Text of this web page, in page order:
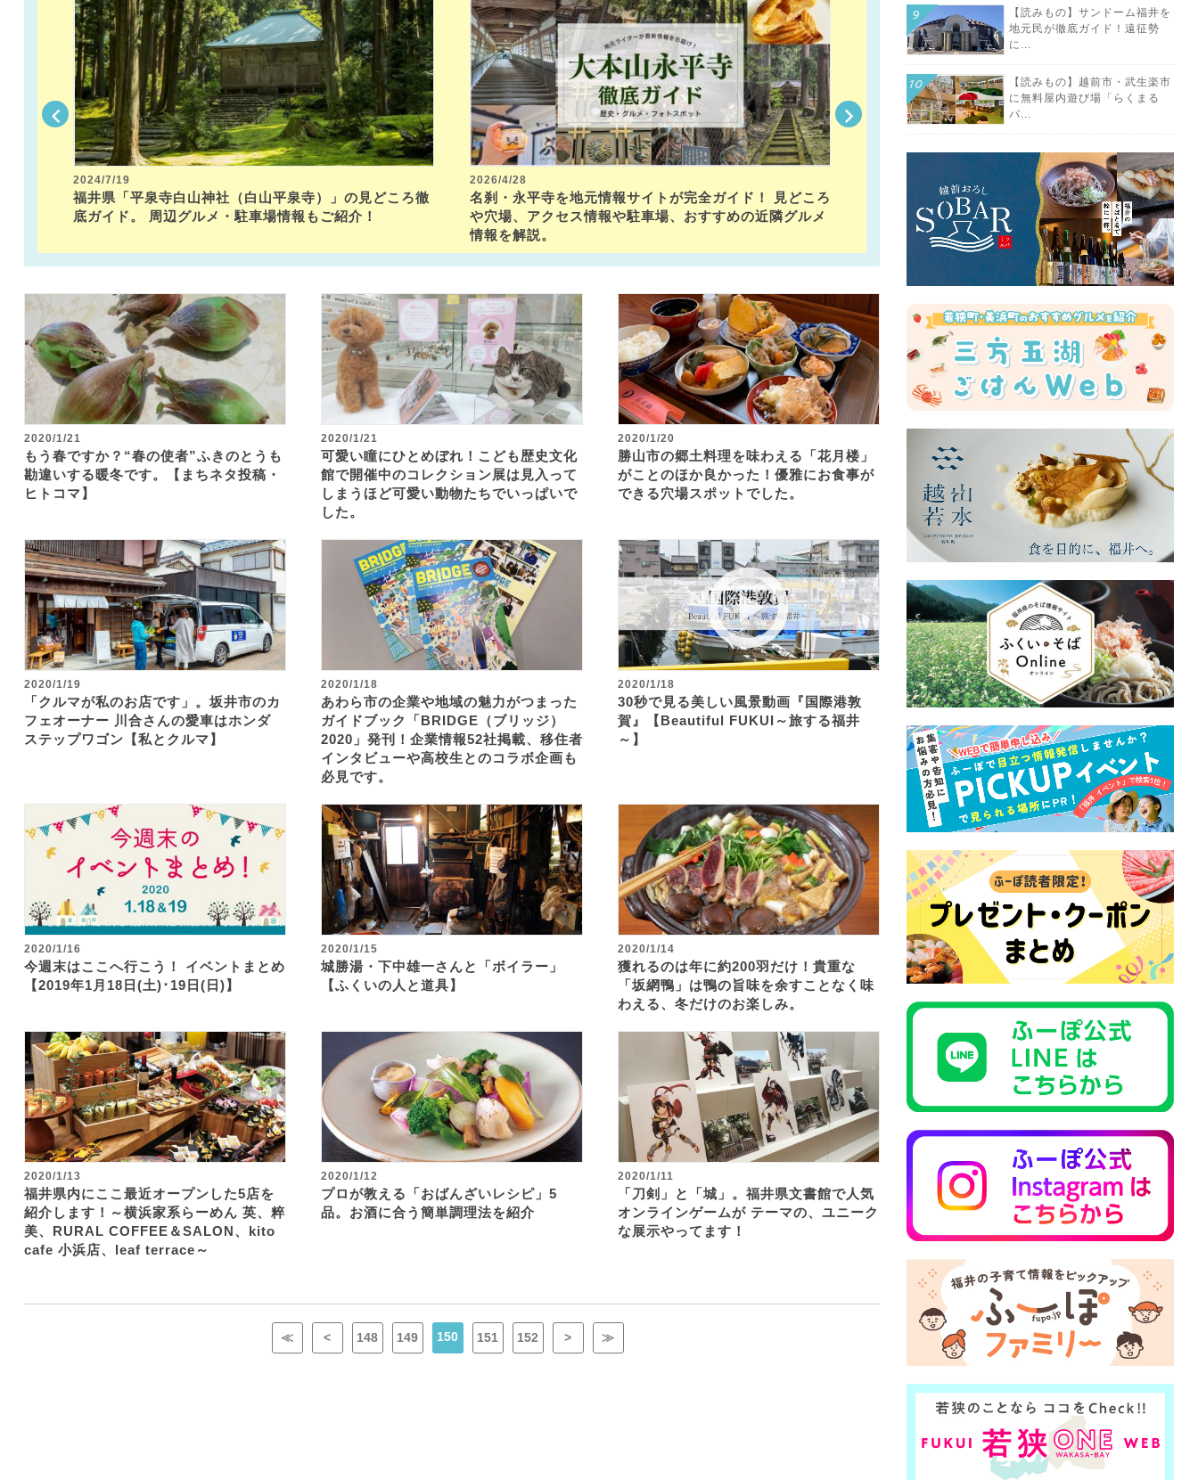
2024/7/19
福井県「平泉寺白山神社（白山平泉寺）」の見どころ徹
底ガイド。 周辺グルメ・駐車場情報もご紹介！
2026/4/28
名刹・永平寺を地元情報サイトが完全ガイド！ 見どころ
や穴場、アクセス情報や駐車場、おすすめの近隣グルメ
情報を解説。
福井県「福井駅」から徒歩約15分圏内の周辺グル
土産・観光スポットを紹介！
2020/1/21
もう春ですか？“春の使者”ふきのとうも
勘違いする暖冬です。【まちネタ投稿・
ヒトコマ】
2020/1/21
可愛い瞳にひとめぼれ！こども歴史文化
館で開催中のコレクション展は見入って
しまうほど可愛い動物たちでいっぱいで
した。
2020/1/20
勝山市の郷土料理を味わえる「花月楼」
がことのほか良かった！優雅にお食事が
できる穴場スポットでした。
2020/1/19
「クルマが私のお店です」。坂井市のカ
フェオーナー 川合さんの愛車はホンダ
ステップワゴン【私とクルマ】
2020/1/18
あわら市の企業や地域の魅力がつまった
ガイドブック「BRIDGE（ブリッジ）
2020」発刊！企業情報52社掲載、移住者
インタビューや高校生とのコラボ企画も
必見です。
2020/1/18
30秒で見る美しい風景動画『国際港敦
賀』【Beautiful FUKUI～旅する福井
～】
2020/1/16
今週末はここへ行こう！ イベントまとめ
【2019年1月18日(土)･19日(日)】
2020/1/15
城勝湯・下中雄一さんと「ボイラー」
【ふくいの人と道具】
2020/1/14
獲れるのは年に約200羽だけ！貴重な
「坂網鴨」は鴨の旨味を余すことなく味
わえる、冬だけのお楽しみ。
2020/1/13
福井県内にここ最近オープンした5店を
紹介します！～横浜家系らーめん 英、粹
美、RURAL COFFEE＆SALON、kito
cafe 小浜店、leaf terrace～
2020/1/12
プロが教える「おばんざいレシピ」5
品。お酒に合う簡単調理法を紹介
2020/1/11
「刀剣」と「城」。福井県文書館で人気
オンラインゲームが テーマの、ユニーク
な展示やってます！
≪ < 148 149 150 151 152 > ≫
【読みもの】サンドーム福井を
地元民が徹底ガイド！遠征勢
に...
【読みもの】越前市・武生楽市
に無料屋内遊び場「らくまる
パ...